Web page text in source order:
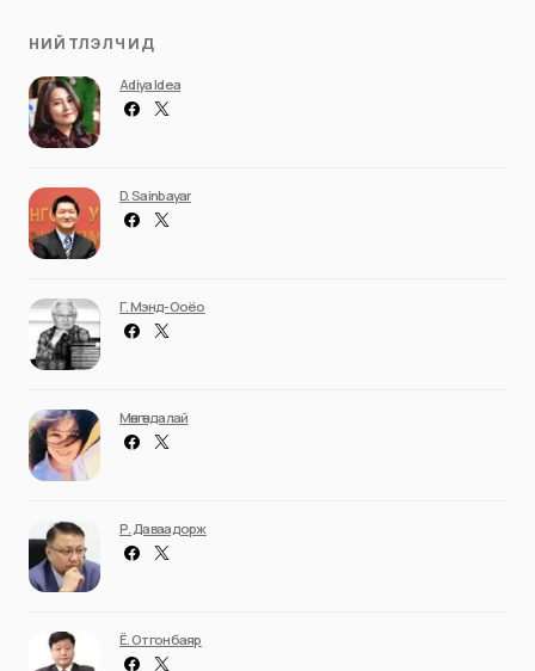
НИЙТЛЭЛЧИД
Adiya Idea
D. Sainbayar
Г. Мэнд-Ооёо
Мөнгөндалай
Р. Даваадорж
Ё. Отгонбаяр